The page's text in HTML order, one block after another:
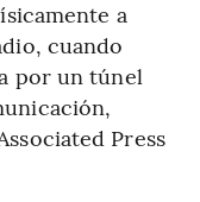
a
cuando
por un túnel
Press